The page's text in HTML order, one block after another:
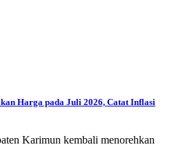
Harga pada Juli 2026, Catat Inflasi
Karimun kembali menorehkan